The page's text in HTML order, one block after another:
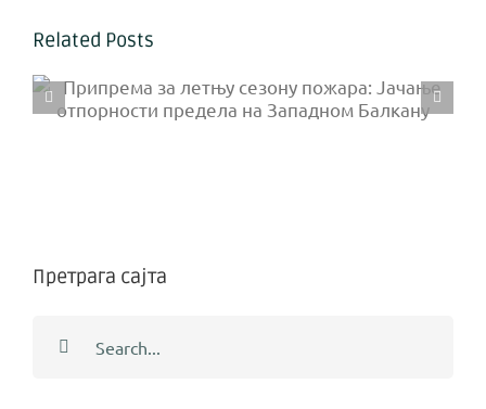
заштићеном
подручју
Related Posts
Одржана прва конститутивна
седница Савета корисника
Претрага сајта
for: